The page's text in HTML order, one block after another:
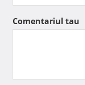
Comentariul tau